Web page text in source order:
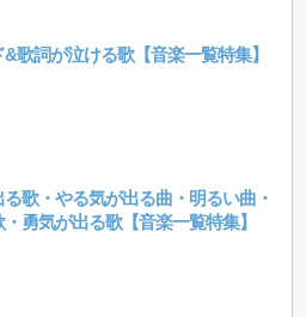
歌詞が泣ける歌【音楽一覧特集】
る歌・やる気が出る曲・明るい曲・
勇気が出る歌【音楽一覧特集】